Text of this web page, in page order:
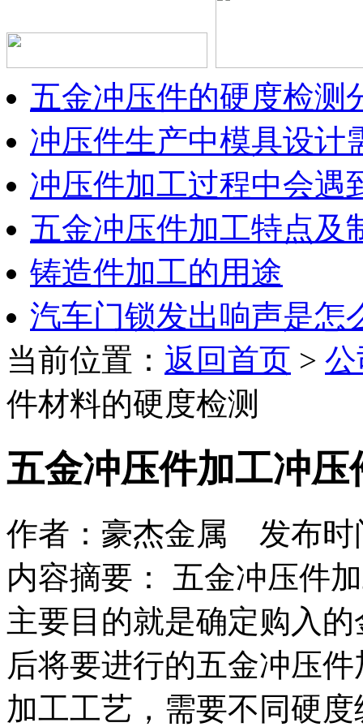
五金冲压件的硬度检测
冲压件生产中模具设计
冲压件加工过程中会遇
五金冲压件加工特点及
铸造件加工的用途
汽车门锁发出响声是怎
当前位置： 返回首页 >
件材料的硬度检测
五金冲压件加工冲
作者：豪杰金属 发布时
内容摘要： 五金冲压件
主要目的就是确定购入
后将要进行的五金冲压
加工工艺，需要不同硬